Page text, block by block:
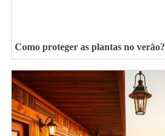
Como proteger as plantas no verão?